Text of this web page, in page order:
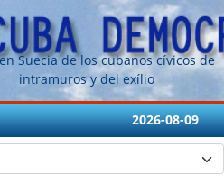
Suecia de los cubanos cívicos de
intramuros y del exílio
2026-08-09